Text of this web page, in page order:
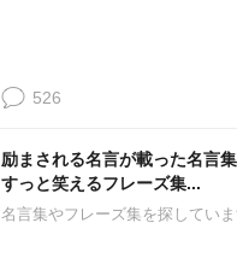
526
励まされる名言が載った名言
すっと笑えるフレーズ集...
名言集やフレーズ集を探していま